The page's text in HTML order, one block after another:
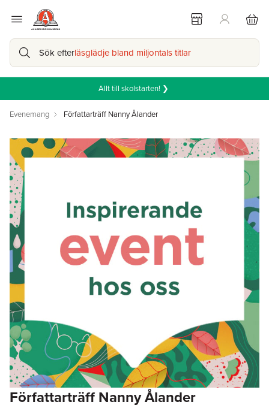
Sök efterläsglädje bland miljontals titlar
Allt till skolstarten! ❯
Evenemang Författarträff Nanny Ålander
Författarträff Nanny Ålander